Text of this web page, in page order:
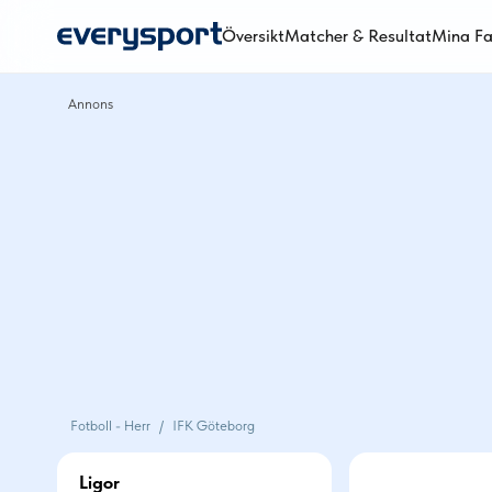
ÖversiktMatcher & ResultatMina
Fotboll - Herr / IFK Göteborg
Ligor